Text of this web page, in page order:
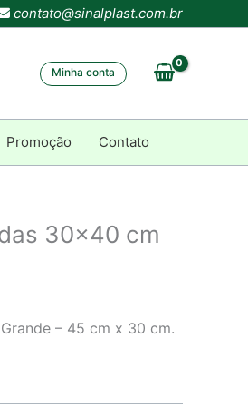
contato@sinalplast.com.br
Minha conta
Promoção Contato
30×40 cm
– 45 cm x 30 cm.